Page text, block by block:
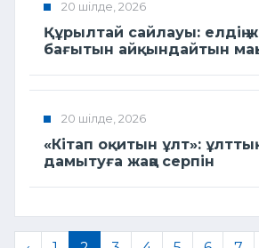
20 шілде, 2026
Құрылтай сайлауы: елдің
бағытын айқындайтын
20 шілде, 2026
«Кітап оқитын ұлт»:
дамытуға жаңа серпін